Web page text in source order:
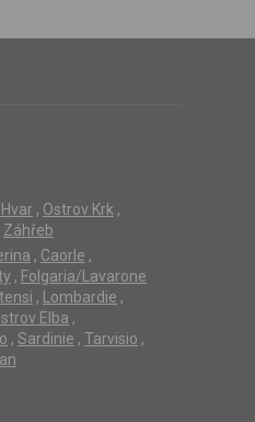
, Ostrov Krk ,
Záhřeb
, Caorle ,
, Folgaria/Lavarone
, Lombardie ,
Elba ,
, Sardinie , Tarvisio ,